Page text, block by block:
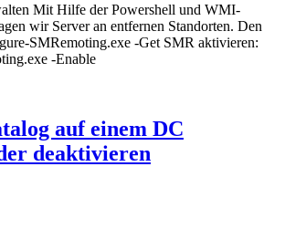
Mit Hilfe der Powershell und WMI-
wir Server an entfernen Standorten. Den
SMRemoting.exe -Get SMR aktivieren:
-Enable
auf einem DC
deaktivieren